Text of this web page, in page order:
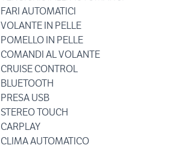
FARI AUTOMATICI
VOLANTE IN PELLE
POMELLO IN PELLE
COMANDI AL VOLANTE
CRUISE CONTROL
BLUETOOTH
PRESA USB
STEREO TOUCH
CARPLAY
CLIMA AUTOMATICO